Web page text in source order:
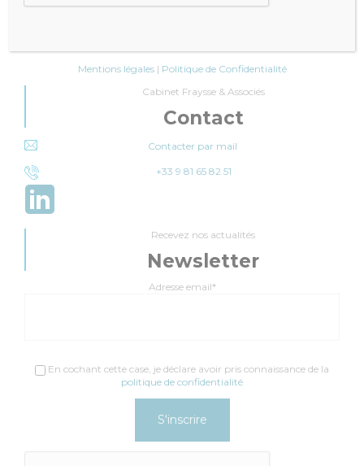
Julien FRAYSSE
Mentions légales| Politique de Confidentialité
Cabinet Fraysse & Associés
Contact
Contacter par mail
+33 9 81 65 82 51
Recevez nos actualités
Newsletter
Adresse email*
En cochant cette case, je déclare avoir pris connaissance de la
politique de confidentialité